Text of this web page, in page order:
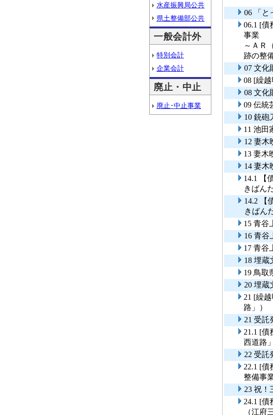
水産振興局公共
県土整備部公共
一般会計外
特別会計
企業会計
廃止・中止
廃止･中止事業
06 「と
06.1 [債
事業
～ＡＲ
跡の整
07 文化
08 [繰
08 文化
09 伝統
10 銃砲
11 池田
12 妻木
13 妻木
14 妻木
14.1 【
きばん
14.2 【
きばん
15 青谷
16 青谷
17 青谷
18 埋蔵
19 鳥取
20 埋蔵
21 [繰
路」）
21 受託
21.1 [
西道路」
22 受託
22.1 [
整備事業
23 祝！
24.1 [
（江府